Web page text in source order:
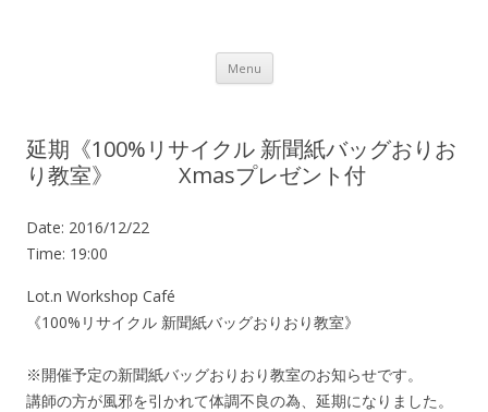
Menu Skip to content
延期《100%リサイクル 新聞紙バッグおりお
り教室》 Xmasプレゼント付
Date: 2016/12/22
Time: 19:00
Lot.n Workshop Café
《100%リサイクル 新聞紙バッグおりおり教室》
※開催予定の新聞紙バッグおりおり教室のお知らせです。
講師の方が風邪を引かれて体調不良の為、延期になりました。